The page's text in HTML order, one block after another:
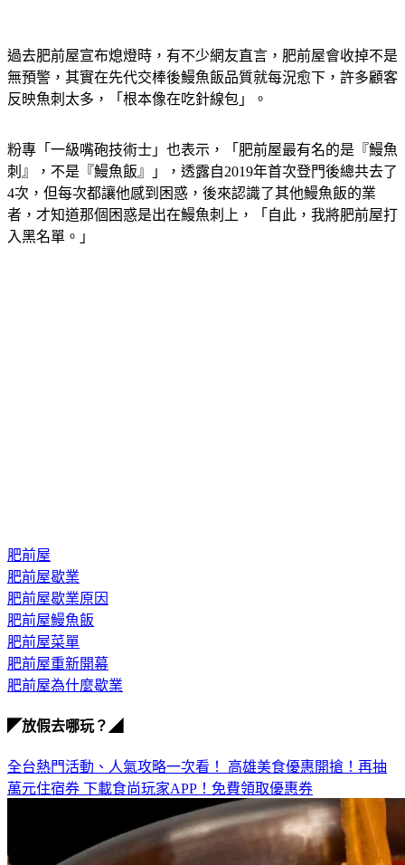
過去肥前屋宣布熄燈時，有不少網友直言，肥前屋會收掉不是
無預警，其實在先代交棒後鰻魚飯品質就每況愈下，許多顧客
反映魚刺太多，「根本像在吃針線包」。
粉專「一級嘴砲技術士」也表示，「肥前屋最有名的是『鰻魚
刺』，不是『鰻魚飯』」，透露自2019年首次登門後總共去了
4次，但每次都讓他感到困惑，後來認識了其他鰻魚飯的業
者，才知道那個困惑是出在鰻魚刺上，「自此，我將肥前屋打
入黑名單。」
肥前屋
肥前屋歇業
肥前屋歇業原因
肥前屋鰻魚飯
肥前屋菜單
肥前屋重新開幕
肥前屋為什麼歇業
◤放假去哪玩？◢
全台熱門活動、人氣攻略一次看！ 高雄美食優惠開搶！再抽
萬元住宿券 下載食尚玩家APP！免費領取優惠券